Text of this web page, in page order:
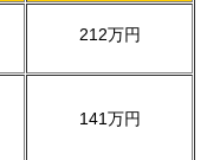
212万円
141万円